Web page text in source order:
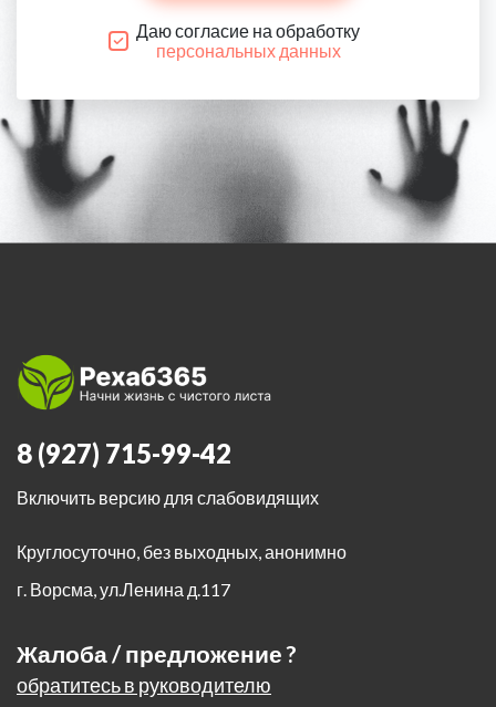
Даю согласие на обработку
персональных данных
8 (927) 715-99-42
Включить версию для слабовидящих
Круглосуточно, без выходных, анонимно
г. Ворсма,ул.Ленина д.117
Жалоба / предложение ?
обратитесь в руководителю